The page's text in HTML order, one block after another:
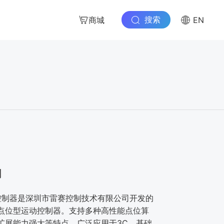
商城 搜索 EN
器是深圳市雷赛控制技术有限公司开发的
位型运动控制器。支持多种高性能点位算